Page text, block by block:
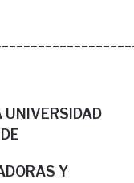
UNIVERSIDAD
Y